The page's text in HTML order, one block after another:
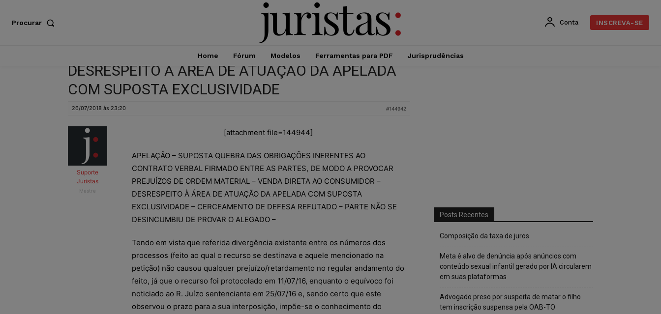
Procurar Conta INSCREVA-SE
Home Fórum Modelos Ferramentas para PDF Jurisprudências
DESRESPEITO À ÁREA DE ATUAÇÃO DA APELADA
COM SUPOSTA EXCLUSIVIDADE
26/07/2018 às 23:20 #144942
Suporte
Juristas
Mestre
[attachment file=144944]
APELAÇÃO – SUPOSTA QUEBRA DAS OBRIGAÇÕES INERENTES AO
CONTRATO VERBAL FIRMADO ENTRE AS PARTES, DE MODO A PROVOCAR
PREJUÍZOS DE ORDEM MATERIAL – VENDA DIRETA AO CONSUMIDOR –
DESRESPEITO À ÁREA DE ATUAÇÃO DA APELADA COM SUPOSTA
EXCLUSIVIDADE – CERCEAMENTO DE DEFESA REFUTADO – PARTE NÃO SE
DESINCUMBIU DE PROVAR O ALEGADO –
Tendo em vista que referida divergência existente entre os números dos
processos (feito ao qual o recurso se destinava e aquele mencionado na
petição) não causou qualquer prejuízo/retardamento no regular andamento do
feito, já que o recurso foi protocolado em 11/07/16, enquanto o equívoco foi
noticiado ao R. Juízo sentenciante em 25/07/16 e, sendo certo que este
observou o prazo para a sua interposição, impõe-se o conhecimento do
Posts Recentes
Composição da taxa de juros
Meta é alvo de denúncia após anúncios com
conteúdo sexual infantil gerado por IA circularem
em suas plataformas
Advogado preso por suspeita de matar o filho
tem inscrição suspensa pela OAB-TO